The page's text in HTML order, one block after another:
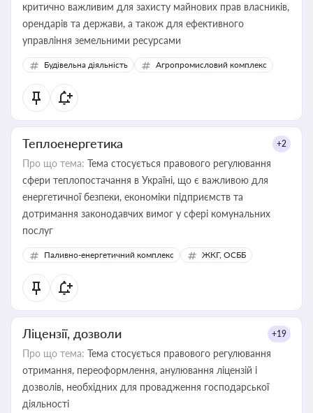
критично важливим для захисту майнових прав власників,
орендарів та держави, а також для ефективного
управління земельними ресурсами
Будівельна діяльність Агропромисловий комплекс
Теплоенергетика +2
Про що тема: Тема стосується правового регулювання
сфери теплопостачання в Україні, що є важливою для
енергетичної безпеки, економіки підприємств та
дотримання законодавчих вимог у сфері комунальних
послуг
Паливно-енергетичний комплекс ЖКГ, ОСББ
Ліцензії, дозволи +19
Про що тема: Тема стосується правового регулювання
отримання, переоформлення, анулювання ліцензій і
дозволів, необхідних для провадження господарської
діяльності